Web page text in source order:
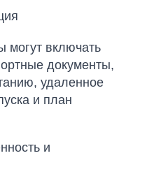
могут включать
документы,
удаленное
и план
и